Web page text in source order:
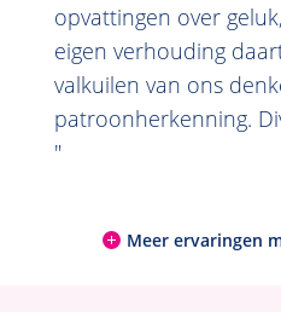
opvattingen over
eigen verhouding
valkuilen van ons
patroonherkenning.
"
Meer ervaringen